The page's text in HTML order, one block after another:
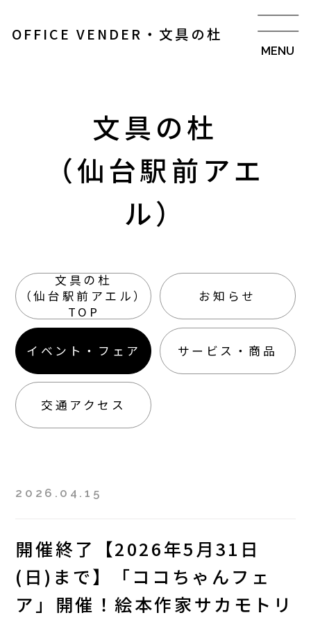
OFFICE VENDER・文具の杜
文具の杜
（仙台駅前アエ
ル）
文具の杜
（仙台駅前アエル）
TOP
お知らせ
イベント・フェア サービス・商品
交通アクセス
2026.04.15
開催終了【2026年5月31日
(日)まで】「ココちゃんフェ
ア」開催！絵本作家サカモトリ